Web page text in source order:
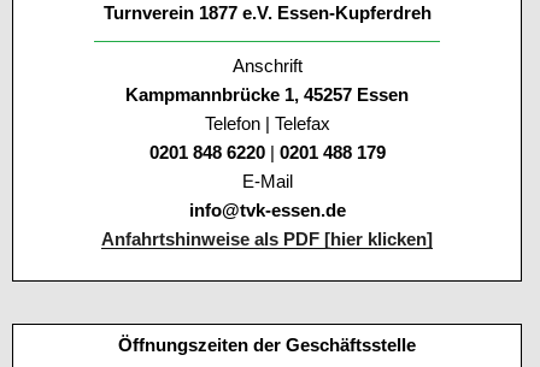
Turnverein 1877 e.V. Essen-Kupferdreh
Anschrift
Kampmannbrücke 1, 45257 Essen
Telefon | Telefax
0201 848 6220 | 0201 488 179
E-Mail
info@tvk-essen.de
Anfahrtshinweise als PDF [hier klicken]
Öffnungszeiten der Geschäftsstelle